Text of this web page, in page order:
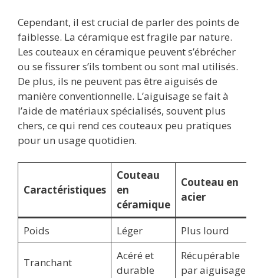
Cependant, il est crucial de parler des points de
faiblesse. La céramique est fragile par nature.
Les couteaux en céramique peuvent s’ébrécher
ou se fissurer s’ils tombent ou sont mal utilisés.
De plus, ils ne peuvent pas être aiguisés de
manière conventionnelle. L’aiguisage se fait à
l’aide de matériaux spécialisés, souvent plus
chers, ce qui rend ces couteaux peu pratiques
pour un usage quotidien.
Caractéristiques
Couteau
en
céramique
Couteau en
acier
Poids Léger Plus lourd
Tranchant
Acéré et
durable
Récupérable
par aiguisage